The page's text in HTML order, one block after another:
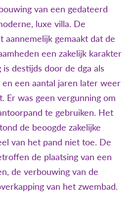
van een gedateerd
luxe villa. De
aannemelijk gemaakt dat de
een zakelijk karakter
destijds door de dga als
een aantal jaren later weer
Er was geen vergunning om
te gebruiken. Het
de beoogde zakelijke
van het pand niet toe. De
de plaatsing van een
de verbouwing van de
van het zwembad.